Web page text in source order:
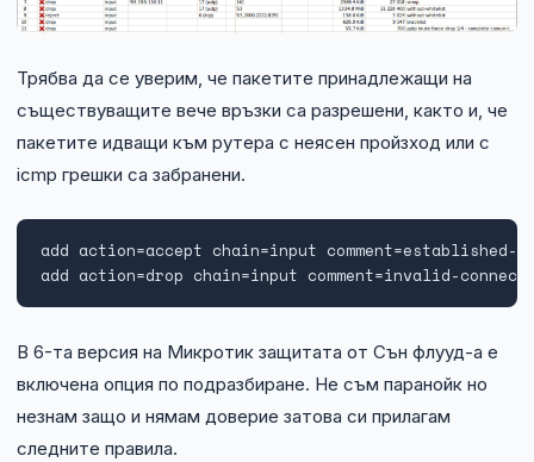
Трябва да се уверим, че пакетите принадлежащи на
съществуващите вече връзки са разрешени, както и, че
пакетите идващи към рутера с неясен пройзход или с
icmp грешки са забранени.
add action=accept chain=input
add action=drop chain=input comment=invalid-
В 6-та версия на Микротик защитата от Сън флууд-а е
включена опция по подразбиране. Не съм паранойк но
незнам защо и нямам доверие затова си прилагам
следните правила.